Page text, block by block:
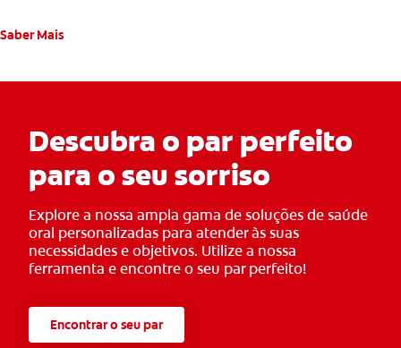
Saber Mais
Descubra o par perfeito
para o seu sorriso
Explore a nossa ampla gama de soluções de saúde
oral personalizadas para atender às suas
necessidades e objetivos. Utilize a nossa
ferramenta e encontre o seu par perfeito!
Encontrar o seu par